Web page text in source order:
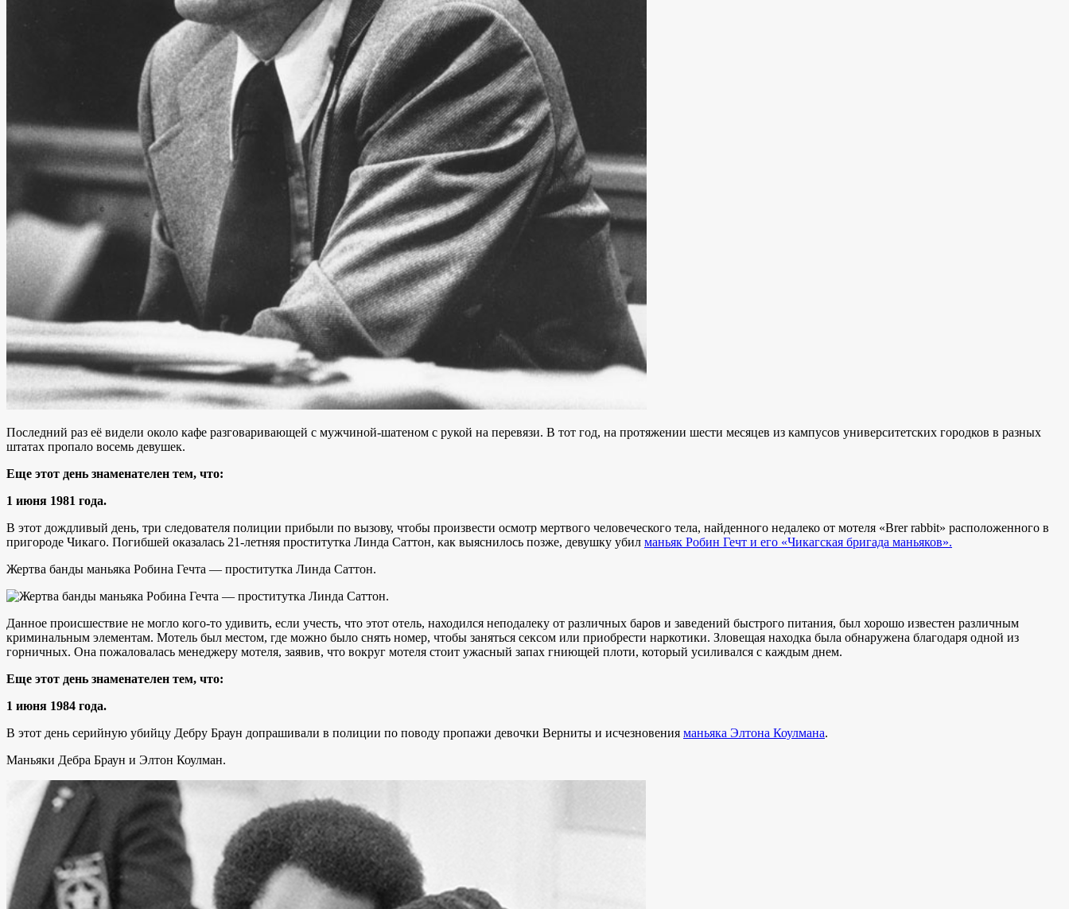
Последний раз её видели около кафе разговаривающей с мужчиной-шатеном с рукой на перевязи. В тот год, на протяжении шести месяцев из кампусов университетских городков в разных
штатах пропало восемь девушек.
Еще этот день знаменателен тем, что:
1 июня 1981 года.
В этот дождливый день, три следователя полиции прибыли по вызову, чтобы произвести осмотр мертвого человеческого тела, найденного недалеко от мотеля «Brer rabbit» расположенного в
пригороде Чикаго. Погибшей оказалась 21-летняя проститутка Линда Саттон, как выяснилось позже, девушку убил маньяк Робин Гечт и его «Чикагская бригада маньяков».
Жертва банды маньяка Робина Гечта — проститутка Линда Саттон.
Данное происшествие не могло кого-то удивить, если учесть, что этот отель, находился неподалеку от различных баров и заведений быстрого питания, был хорошо известен различным
криминальным элементам. Мотель был местом, где можно было снять номер, чтобы заняться сексом или приобрести наркотики. Зловещая находка была обнаружена благодаря одной из
горничных. Она пожаловалась менеджеру мотеля, заявив, что вокруг мотеля стоит ужасный запах гниющей плоти, который усиливался с каждым днем.
Еще этот день знаменателен тем, что:
1 июня 1984 года.
В этот день серийную убийцу Дебру Браун допрашивали в полиции по поводу пропажи девочки Верниты и исчезновения маньяка Элтона Коулмана.
Маньяки Дебра Браун и Элтон Коулман.